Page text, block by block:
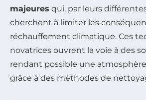
majeures qui, par leurs
cherchent à limiter les
réchauffement climatique. Ces
novatrices ouvrent la voie à des
rendant possible une
grâce à des méthodes de